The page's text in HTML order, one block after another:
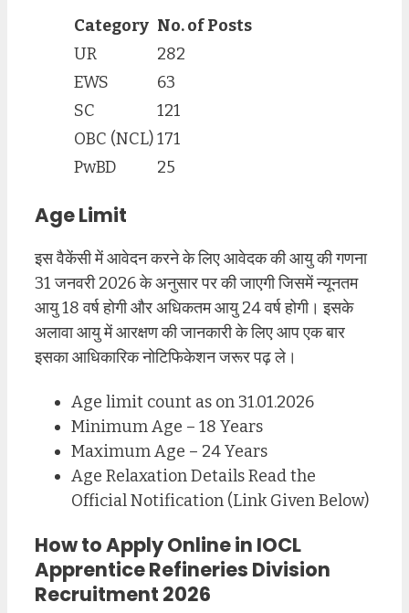
Category No. of Posts
UR
282
EWS
63
SC
121
OBC (NCL)171
PwBD
25
Age Limit
इस वैकेंसी में आवेदन करने के लिए आवेदक की आयु की गणना
31 जनवरी 2026 के अनुसार पर की जाएगी जिसमें न्यूनतम
आयु 18 वर्ष होगी और अधिकतम आयु 24 वर्ष होगी। इसके
अलावा आयु में आरक्षण की जानकारी के लिए आप एक बार
इसका आधिकारिक नोटिफिकेशन जरूर पढ़ ले।
Age limit count as on 31.01.2026
Minimum Age – 18 Years
Maximum Age – 24 Years
Age Relaxation Details Read the
Official Notification (Link Given Below)
How to Apply Online in IOCL
Apprentice Refineries Division
Recruitment 2026